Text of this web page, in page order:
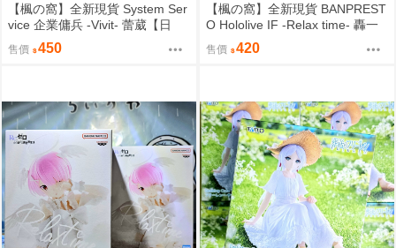
【楓の窩】全新現貨 System Ser
vice 企業傭兵 -Vivit- 蕾葳【日
售價 450
【楓の窩】全新現貨 BANPREST
O Hololive IF -Relax time- 轟一
【日版】
售價 420